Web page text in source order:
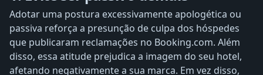
Adotar uma postura excessivamente apologética ou
passiva reforça a presunção de culpa dos hóspedes
que publicaram reclamações no Booking.com. Além
disso, essa atitude prejudica a imagem do seu hotel,
afetando negativamente a sua marca. Em vez disso,